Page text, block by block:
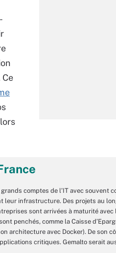
Ce
comptes de l’IT avec souvent
leur infrastructure. Des projets au
sont arrivées à maturité avec
penchés, comme la Caisse
architecture avec Docker). De son
critiques. Gemalto serait